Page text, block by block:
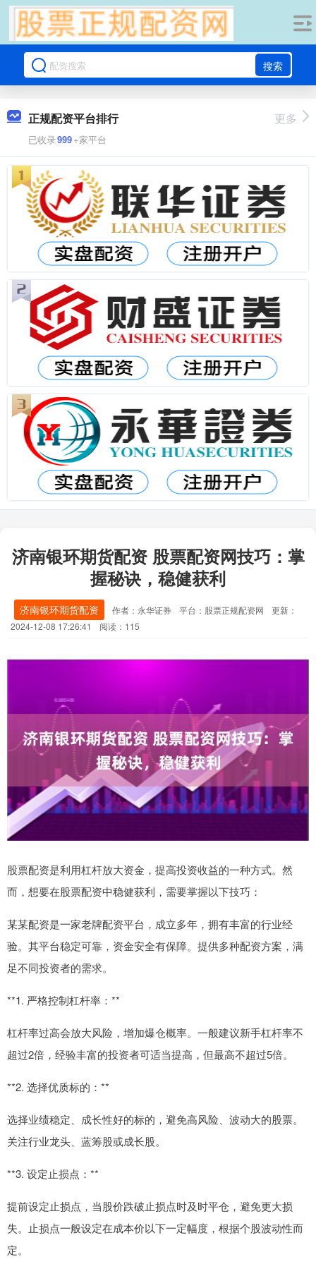
搜索
正规配资平台排行
已收录999+家平台
更多
济南银环期货配资 股票配资网技巧：掌
握秘诀，稳健获利
济南银环期货配资 作者：永华证券 平台：股票正规配资网
更新：
2024-12-08 17:26:41
阅读：115
股票配资是利用杠杆放大资金，提高投资收益的一种方式。然
而，想要在股票配资中稳健获利，需要掌握以下技巧：
某某配资是一家老牌配资平台，成立多年，拥有丰富的行业经
验。其平台稳定可靠，资金安全有保障。提供多种配资方案，满
足不同投资者的需求。
**1. 严格控制杠杆率：**
杠杆率过高会放大风险，增加爆仓概率。一般建议新手杠杆率不
超过2倍，经验丰富的投资者可适当提高，但最高不超过5倍。
**2. 选择优质标的：**
选择业绩稳定、成长性好的标的，避免高风险、波动大的股票。
关注行业龙头、蓝筹股或成长股。
**3. 设定止损点：**
提前设定止损点，当股价跌破止损点时及时平仓，避免更大损
失。止损点一般设定在成本价以下一定幅度，根据个股波动性而
定。